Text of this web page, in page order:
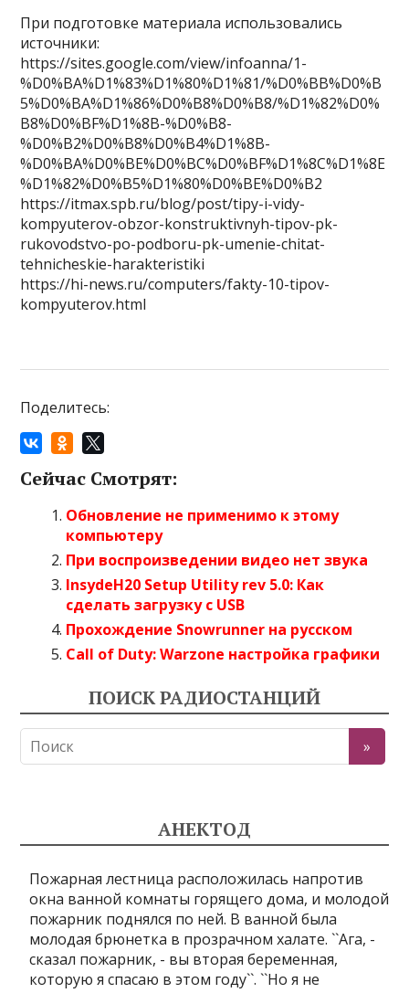
При подготовке материала использовались
источники:
https://sites.google.com/view/infoanna/1-
%D0%BA%D1%83%D1%80%D1%81/%D0%BB%D0%B
5%D0%BA%D1%86%D0%B8%D0%B8/%D1%82%D0%
B8%D0%BF%D1%8B-%D0%B8-
%D0%B2%D0%B8%D0%B4%D1%8B-
%D0%BA%D0%BE%D0%BC%D0%BF%D1%8C%D1%8E
%D1%82%D0%B5%D1%80%D0%BE%D0%B2
https://itmax.spb.ru/blog/post/tipy-i-vidy-
kompyuterov-obzor-konstruktivnyh-tipov-pk-
rukovodstvo-po-podboru-pk-umenie-chitat-
tehnicheskie-harakteristiki
https://hi-news.ru/computers/fakty-10-tipov-
kompyuterov.html
Поделитесь:
Сейчас Смотрят:
Обновление не применимо к этому
компьютеру
При воспроизведении видео нет звука
InsydeH20 Setup Utility rev 5.0: Как
сделать загрузку с USB
Прохождение Snowrunner на русском
Call of Duty: Warzone настройка графики
ПОИСК РАДИОСТАНЦИЙ
АНЕКТОД
Пожарная лестница расположилась напротив
окна ванной комнаты горящего дома, и молодой
пожарник поднялся по ней. В ванной была
молодая брюнетка в прозрачном халате. ``Ага, -
сказал пожарник, - вы вторая беременная,
которую я спасаю в этом году``. ``Но я не